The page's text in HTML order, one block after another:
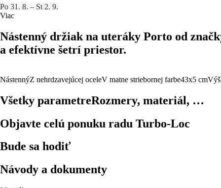
Po 31. 8. – St 2. 9.
Viac
Nástenný držiak na uteráky Porto od
a efektívne šetrí priestor.
NástennýZ nehrdzavejúcej oceleV matne striebornej farbe43x5 cm
Všetky parametreRozmery, materiál, …
Objavte celú ponuku radu Turbo-Loc
Bude sa hodiť
Návody a dokumenty